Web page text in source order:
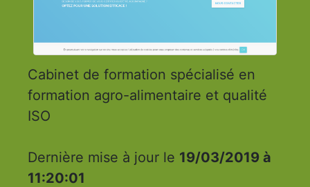
Cabinet de formation spécialisé en
formation agro-alimentaire et qualité
ISO
Dernière mise à jour le 19/03/2019 à
11:20:01